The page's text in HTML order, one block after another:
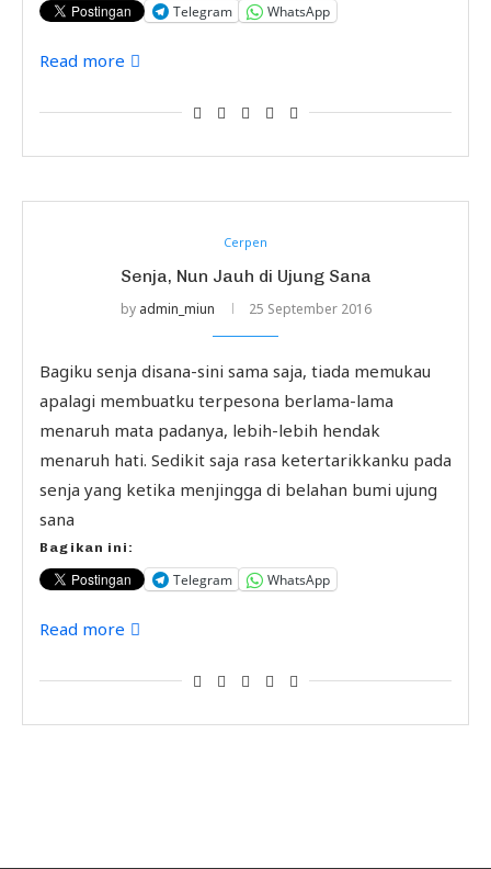
Telegram WhatsApp
Read more
Cerpen
Senja, Nun Jauh di Ujung Sana
by admin_miun 25 September 2016
Bagiku senja disana-sini sama saja, tiada memukau
apalagi membuatku terpesona berlama-lama
menaruh mata padanya, lebih-lebih hendak
menaruh hati. Sedikit saja rasa ketertarikkanku pada
senja yang ketika menjingga di belahan bumi ujung
sana
Bagikan ini:
Telegram WhatsApp
Read more